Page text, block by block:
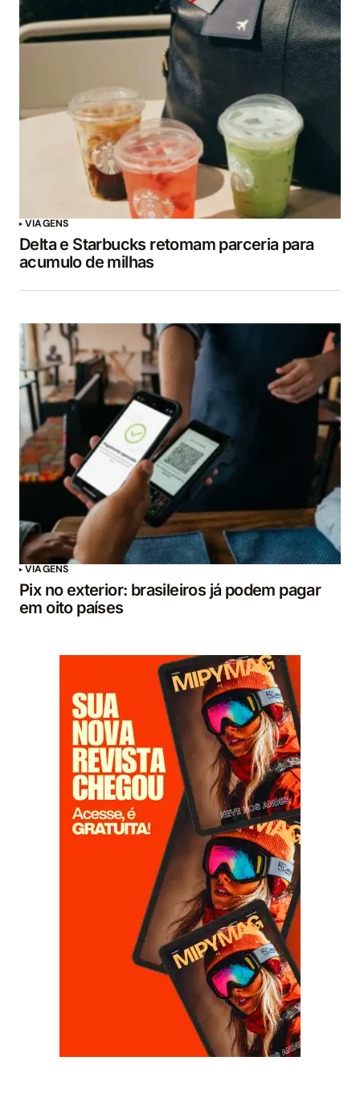
VIAGENS
Delta e Starbucks retomam parceria para
acumulo de milhas
VIAGENS
Pix no exterior: brasileiros já podem pagar
em oito países